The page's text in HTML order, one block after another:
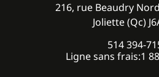
216, rue Beaudry
Joliette (Qc)
514 394-
Ligne sans frais:1